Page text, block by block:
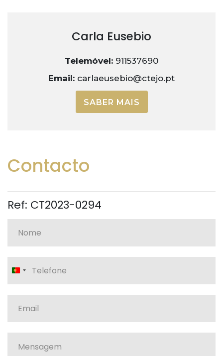
Carla Eusebio
Telemóvel: 911537690
Email: carlaeusebio@ctejo.pt
SABER MAIS
Contacto
Ref: CT2023-0294
Portugal
+351